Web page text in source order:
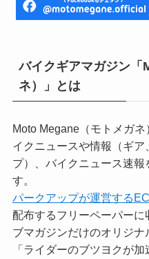
バイクギアマガジン
ネ）」とは
Moto Megane（モトメガ
イクニュースや情報（ギ
プ）、バイクニュース速
す。
パークアップが運営する
配布するフリーペーパーに
ブマガジンだけのオリジナ
「ライダーのブツヨクが